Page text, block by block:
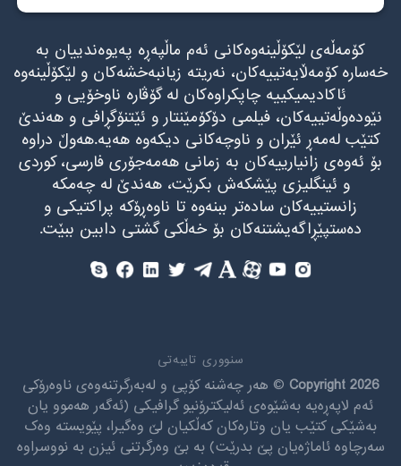
کۆمەڵەی لێکۆڵینەوەکانی ئەم ماڵپەڕە پەیوەندییان بە
خەسارە کۆمەڵایەتییەکان، نەریتە زیانبەخشەکان و لێکۆڵینەوه
ئاکادیمیکییە چاپکراوەکان له گۆڤارە ناوخۆیی و
نێودەوڵەتییەکان، فیلمی دۆکۆمێنتار و ئێتنۆگڕافی و هەندێ
کتێب لەمەڕ ئێران و ناوچەکانی دیکەوه هەیە.هەوڵ دراوە
بۆ ئەوەی زانیارییەکان به زمانی هەمەجۆری فارسی، کوردی
و ئینگلیزی پێشکەش بکرێت، هەندێ له چەمکه
زانستییەکان سادەتر ببنەوە تا ناوەڕۆکه پراکتیکی و
دەستپێڕاگەیشتنەکان بۆ خەڵکی گشتی دابین ببێت.
سنووری تایبەتی
Copyright 2026 © هەر چەشنە کۆپی و لەبەرگرتنەوەی ناوەرۆکی
ئەم لاپەڕەیە بەشێوەی ئەلیکترۆنیو گرافیکی (ئەگەر هەموو یان
بەشێکی کتێب یان وتارەکان کەڵکیان لێ وەگیرا، پێویستە وەک
سەرچاوە ئاماژەیان پێ بدرێت) بە بێ وەرگرتنی ئیزن بە نووسراوە